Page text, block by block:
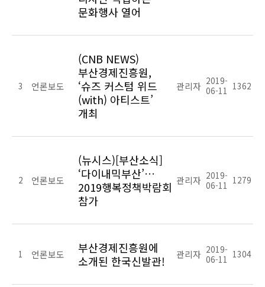
문화행사 열어
3 언론보도
(CNB NEWS)
부산경제진흥원,
‘슈즈 커스텀 위드
(with) 아티스트’
개최
관리자 2019-
06-11 1362
2 언론보도
(뉴시스)[부산소식]
‘다이내믹부산’…
2019행복정책박람회
참가
관리자 2019-
06-11 1279
1 언론보도
부산경제진흥원에
소개된 한국신발관!
관리자 2019-
06-11 1304